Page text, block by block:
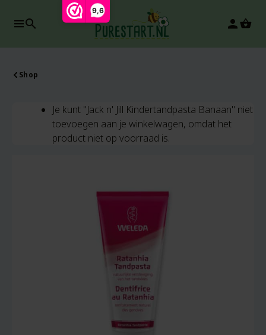
9,6
search person
Shop
Je kunt "Jack n' Jill Kindertandpasta Banaan" niet
toevoegen aan je winkelwagen, omdat het
product niet op voorraad is.
-20%